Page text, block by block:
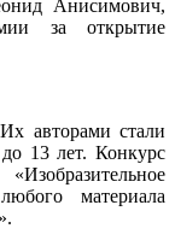
Анисимович,
за открытие
авторами стали
13 лет. Конкурс
материала